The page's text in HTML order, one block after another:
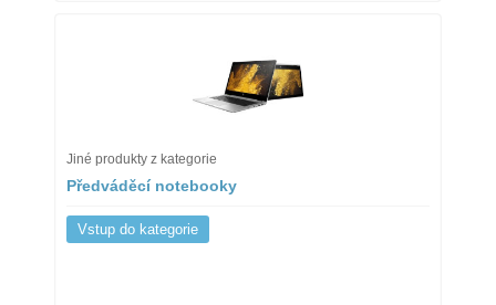
Jiné produkty z kategorie
Předváděcí notebooky
Vstup do kategorie